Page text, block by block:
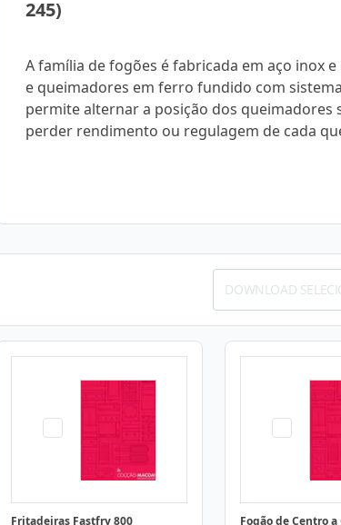
245)
A família de fogões é fabricada em aço inox e
e queimadores em ferro fundido com
permite alternar a posição dos queimadores
perder rendimento ou regulagem de cada
DOWNLOAD
Fritadeiras Fastfry 800
Fogão de Centro a